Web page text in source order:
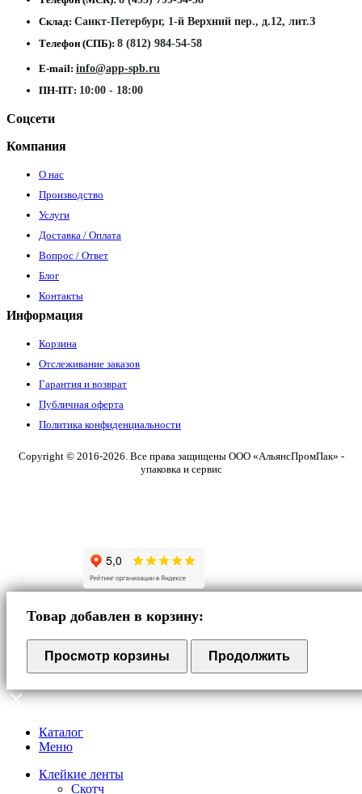
Склад: Санкт-Петербург, 1-й Верхний пер., д.12, лит.З
Телефон (СПБ): 8 (812) 984-54-58
E-mail: info@app-spb.ru
ПН-ПТ: 10:00 - 18:00
Соцсети
Компания
О нас
Производство
Услуги
Доставка / Оплата
Вопрос / Ответ
Блог
Контакты
Информация
Корзина
Отслеживание заказов
Гарантия и возврат
Публичная оферта
Политика конфиденциальности
Copyright © 2016-2026. Все права защищены ООО «АльянсПромПак» -
упаковка и сервис
Товар добавлен в корзину:
Просмотр корзины Продолжить
Каталог
Меню
Клейкие ленты
Скотч